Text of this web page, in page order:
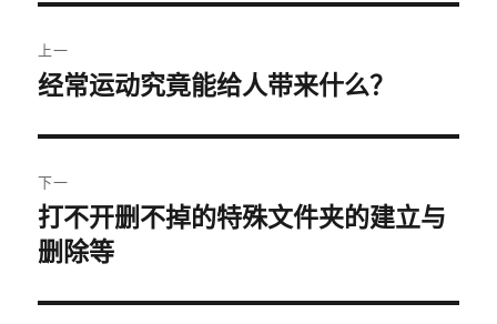
章
航
上一
上
文
章：
经常运动究竟能给人带来什么？
下一
下
篇
章：
打不开删不掉的特殊文件夹的建立与
删除等